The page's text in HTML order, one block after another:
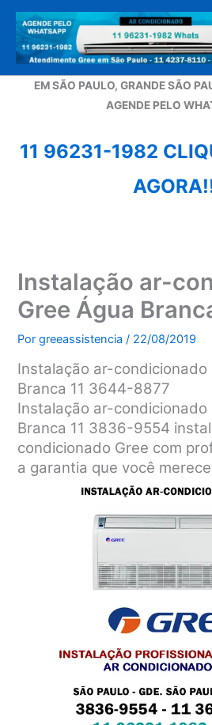
para
conteúdo
EM SÃO PAULO, GRANDE SÃO
AGENDE PELO
11 96231-1982
Instalação ar-
Gree Água
Porgreeassistencia/ 22/08/2019
Instalação ar-condicionado
Branca 11 3644-8877
Instalação ar-condicionado
Branca 11 3836-9554
condicionado Gree com
a garantia que você